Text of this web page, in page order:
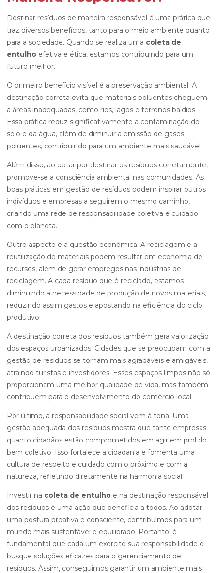
Destinar resíduos de maneira responsável é uma prática que
traz diversos benefícios, tanto para o meio ambiente quanto
para a sociedade. Quando se realiza uma coleta de
entulho efetiva e ética, estamos contribuindo para um
futuro melhor.
O primeiro benefício visível é a preservação ambiental. A
destinação correta evita que materiais poluentes cheguem
a áreas inadequadas, como rios, lagos e terrenos baldios.
Essa prática reduz significativamente a contaminação do
solo e da água, além de diminuir a emissão de gases
poluentes, contribuindo para um ambiente mais saudável.
Além disso, ao optar por destinar os resíduos corretamente,
promove-se a consciência ambiental nas comunidades. As
boas práticas em gestão de resíduos podem inspirar outros
indivíduos e empresas a seguirem o mesmo caminho,
criando uma rede de responsabilidade coletiva e cuidado
com o planeta.
Outro aspecto é a questão econômica. A reciclagem e a
reutilização de materiais podem resultar em economia de
recursos, além de gerar empregos nas indústrias de
reciclagem. A cada resíduo que é reciclado, estamos
diminuindo a necessidade de produção de novos materiais,
reduzindo assim gastos e apostando na eficiência do ciclo
produtivo.
A destinação correta dos resíduos também gera valorização
dos espaços urbanizados. Cidades que se preocupam com a
gestão de resíduos se tornam mais agradáveis e amigáveis,
atraindo turistas e investidores. Esses espaços limpos não só
proporcionam uma melhor qualidade de vida, mas também
contribuem para o desenvolvimento do comércio local.
Por último, a responsabilidade social vem à tona. Uma
gestão adequada dos resíduos mostra que tanto empresas
quanto cidadãos estão comprometidos em agir em prol do
bem coletivo. Isso fortalece a cidadania e fomenta uma
cultura de respeito e cuidado com o próximo e com a
natureza, refletindo diretamente na harmonia social.
Investir na coleta de entulho e na destinação responsável
dos resíduos é uma ação que beneficia a todos. Ao adotar
uma postura proativa e consciente, contribuímos para um
mundo mais sustentável e equilibrado. Portanto, é
fundamental que cada um exercite sua responsabilidade e
busque soluções eficazes para o gerenciamento de
resíduos. Assim, conseguimos garantir um ambiente mais